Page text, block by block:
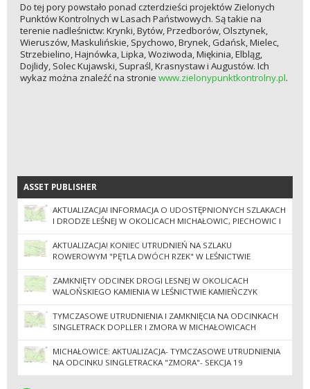
Do tej pory powstało ponad czterdzieści projektów Zielonych
Punktów Kontrolnych w Lasach Państwowych. Są takie na
terenie nadleśnictw: Krynki, Bytów, Przedborów, Olsztynek,
Wieruszów, Maskulińskie, Spychowo, Brynek, Gdańsk, Mielec,
Strzebielino, Hajnówka, Lipka, Woziwoda, Miękinia, Elbląg,
Dojlidy, Solec Kujawski, Supraśl, Krasnystaw i Augustów. Ich
wykaz można znaleźć na stronie www.zielonypunktkontrolny.pl.
ASSET PUBLISHER
ASSET PUBLISHER
AKTUALIZACJA! INFORMACJA O UDOSTĘPNIONYCH SZLAKACH
I DRODZE LEŚNEJ W OKOLICACH MICHAŁOWIC, PIECHOWIC I
SOBIESZOWA
AKTUALIZACJA! KONIEC UTRUDNIEŃ NA SZLAKU
ROWEROWYM "PĘTLA DWÓCH RZEK" W LEŚNICTWIE
KROKUSY
ZAMKNIĘTY ODCINEK DROGI LESNEJ W OKOLICACH
WALOŃSKIEGO KAMIENIA W LEŚNICTWIE KAMIEŃCZYK
TYMCZASOWE UTRUDNIENIA I ZAMKNIĘCIA NA ODCINKACH
SINGLETRACK DOPLLER I ZMORA W MICHAŁOWICACH
MICHAŁOWICE: AKTUALIZACJA- TYMCZASOWE UTRUDNIENIA
NA ODCINKU SINGLETRACKA "ZMORA"- SEKCJA 19